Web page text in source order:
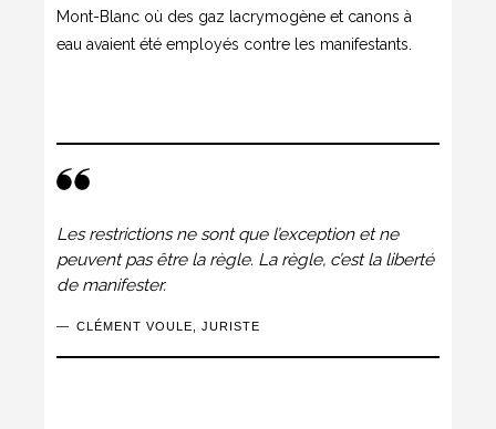
Mont-Blanc où des gaz lacrymogène et canons à
eau avaient été employés contre les manifestants.
Les restrictions ne sont que l’exception et ne
peuvent pas être la règle. La règle, c’est la liberté
de manifester.
CLÉMENT VOULE, JURISTE